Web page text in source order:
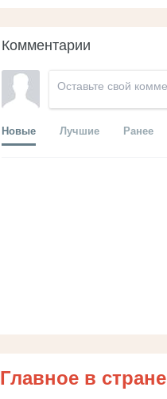
Комментарии
Новые Лучшие Ранее
Главное в стране